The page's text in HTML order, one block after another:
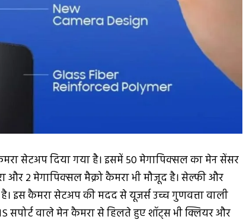
सेटअप दिया गया है। इसमें 50 मेगापिक्सल का मेन सेंसर
और 2 मेगापिक्सल मैक्रो कैमरा भी मौजूद है। सेल्फी और
इस कैमरा सेटअप की मदद से यूजर्स उच्च गुणवत्ता वाली
सपोर्ट वाले मेन कैमरा से हिलते हुए शॉट्स भी क्लियर और